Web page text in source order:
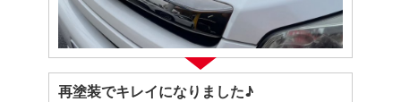
再塗装でキレイになりました♪